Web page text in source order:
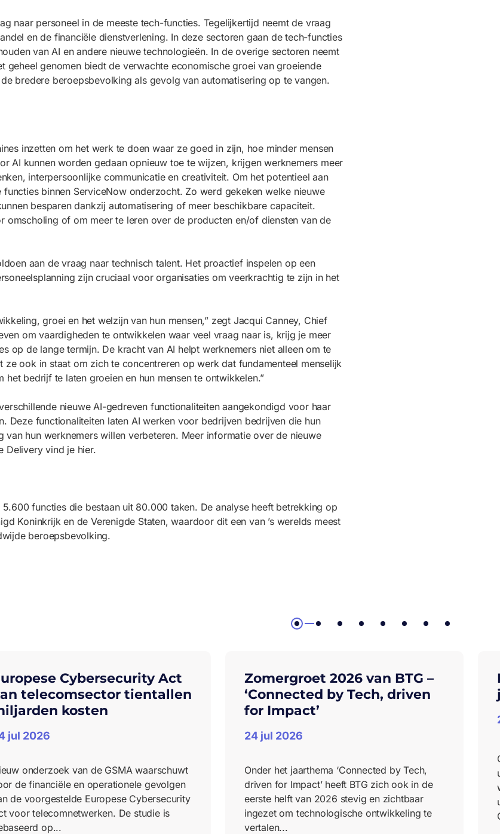
naar personeel in de meeste tech-functies. Tegelijkertijd neemt de vraag
en de financiële dienstverlening. In deze sectoren gaan de tech-functies
van AI en andere nieuwe technologieën. In de overige sectoren neemt
geheel genomen biedt de verwachte economische groei van groeiende
bredere beroepsbevolking als gevolg van automatisering op te vangen.
inzetten om het werk te doen waar ze goed in zijn, hoe minder mensen
AI kunnen worden gedaan opnieuw toe te wijzen, krijgen werknemers meer
interpersoonlijke communicatie en creativiteit. Om het potentieel aan
binnen ServiceNow onderzocht. Zo werd gekeken welke nieuwe
besparen dankzij automatisering of meer beschikbare capaciteit.
of om meer te leren over de producten en/of diensten van de
aan de vraag naar technisch talent. Het proactief inspelen op een
zijn cruciaal voor organisaties om veerkrachtig te zijn in het
groei en het welzijn van hun mensen,” zegt Jacqui Canney, Chief
om vaardigheden te ontwikkelen waar veel vraag naar is, krijg je meer
op de lange termijn. De kracht van AI helpt werknemers niet alleen om te
ook in staat om zich te concentreren op werk dat fundamenteel menselijk
bedrijf te laten groeien en hun mensen te ontwikkelen.”
nieuwe AI-gedreven functionaliteiten aangekondigd voor haar
Deze functionaliteiten laten AI werken voor bedrijven bedrijven die hun
hun werknemers willen verbeteren. Meer informatie over de nieuwe
Delivery vind je hier.
functies die bestaan uit 80.000 taken. De analyse heeft betrekking op
Koninkrijk en de Verenigde Staten, waardoor dit een van ’s werelds meest
beroepsbevolking.
1 2 3 4 5 6 7 8
Cybersecurity Act
telecomsector tientallen
kosten
jul 2026
onderzoek van de GSMA waarschuwt
de financiële en operationele gevolgen
de voorgestelde Europese Cybersecurity
voor telecomnetwerken. De studie is
op...
Zomergroet 2026 van BTG –
‘Connected by Tech, driven
for Impact’
24 jul 2026
Onder het jaarthema ‘Connected by Tech,
driven for Impact’ heeft BTG zich ook in de
eerste helft van 2026 stevig en zichtbaar
ingezet om technologische ontwikkeling te
vertalen...